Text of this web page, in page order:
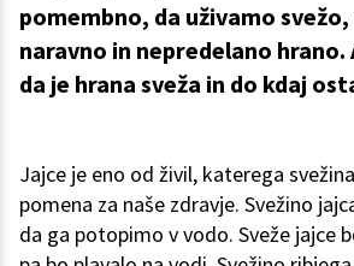
pomembno, da uživamo
naravno in nepredelano hrano.
da je hrana sveža in do kdaj
Jajce je eno od živil, katerega
pomena za naše zdravje. Svežino
da ga potopimo v vodo. Sveže jajce